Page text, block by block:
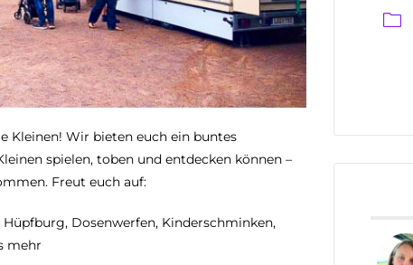
Kleinen! Wir bieten euch ein buntes
spielen, toben und entdecken können –
Freut euch auf:
Dosenwerfen, Kinderschminken,
mehr